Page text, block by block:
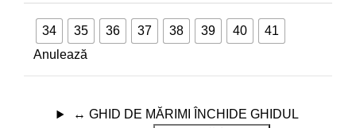
34 35 36 37 38 39 40
41
Anulează
↔ GHID DE MĂRIMI
ÎNCHIDE GHIDUL